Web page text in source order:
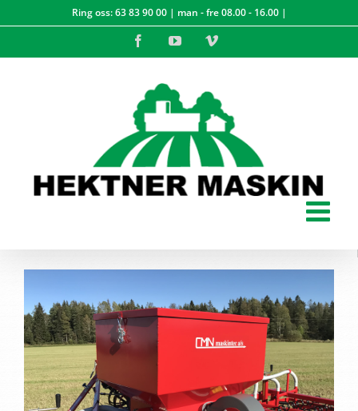
to
Ring oss:63 83 90 00| man - fre 08.00 - 16.00 |
FacebookYouTubeVimeo